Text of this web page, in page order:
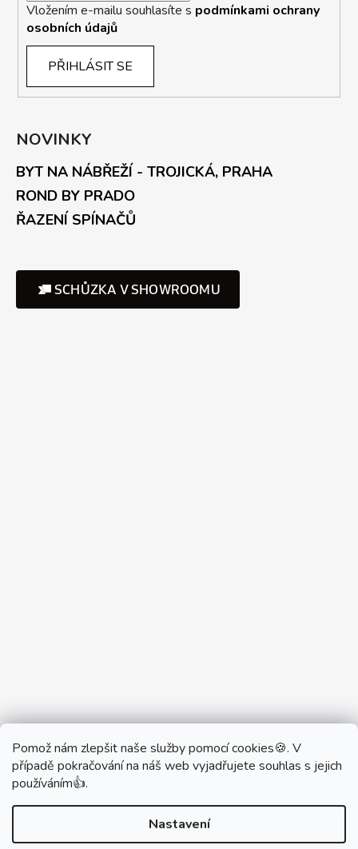
Pomož nám zlepšit naše služby pomocí cookies🍪. V
případě pokračování na náš web vyjadřujete souhlas s jejich
používáním👍.
Nastavení
Vložením e-mailu souhlasíte s podmínkami ochrany
osobních údajů
PŘIHLÁSIT SE
NOVINKY
BYT NA NÁBŘEŽÍ - TROJICKÁ, PRAHA
ROND BY PRADO
ŘAZENÍ SPÍNAČŮ
SCHŮZKA V SHOWROOMU
Partner Showroom MONOBRAND
Partner Eshop Monobrand.online